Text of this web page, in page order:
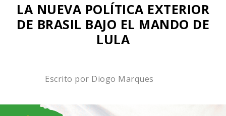
LA NUEVA POLÍTICA EXTERIOR
DE BRASIL BAJO EL MANDO DE
LULA
Escrito por Diogo Marques